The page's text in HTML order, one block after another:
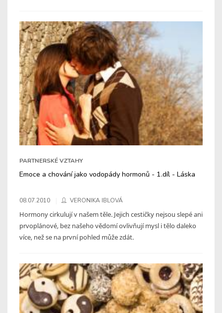
PARTNERSKÉ VZTAHY
Emoce a chování jako vodopády hormonů - 1.díl - Láska
08.07.2010 VERONIKA IBLOVÁ
Hormony cirkulují v našem těle. Jejich cestičky nejsou slepé ani
prvoplánové, bez našeho vědomí ovlivňují mysl i tělo daleko
více, než se na první pohled může zdát.